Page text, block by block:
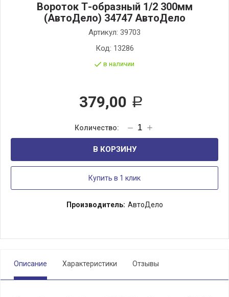
Вороток Т-образный 1/2 300мм
(АвтоДело) 34747 АвтоДело
Артикул: 39703
Код: 13286
в наличии
379,00 Р
В КОРЗИНУ
Купить в 1 клик
Производитель: АвтоДело
Описание Характеристики Отзывы